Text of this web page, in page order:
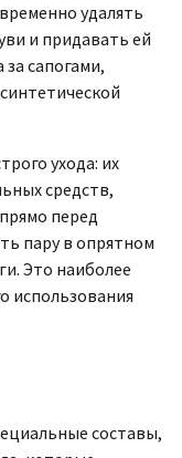
удалять
и придавать ей
за сапогами,
ухода: их
средств,
перед
пару в опрятном
Это наиболее
использования
составы,